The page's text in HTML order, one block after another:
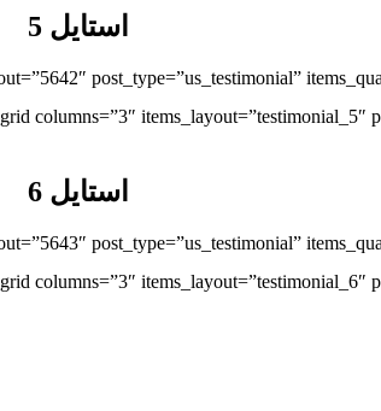
استایل 5
استایل 6